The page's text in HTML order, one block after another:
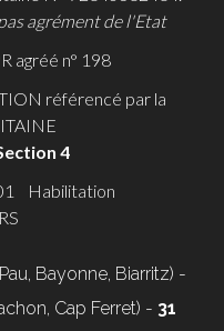
agrément de l'Etat
agréé n° 198
référencé par la
4
Habilitation
Bayonne, Biarritz) -
Cap Ferret) - 31